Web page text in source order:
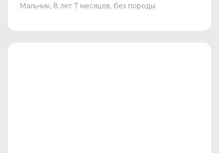
Мальчик, 8 лет 7 месяцев, без породы